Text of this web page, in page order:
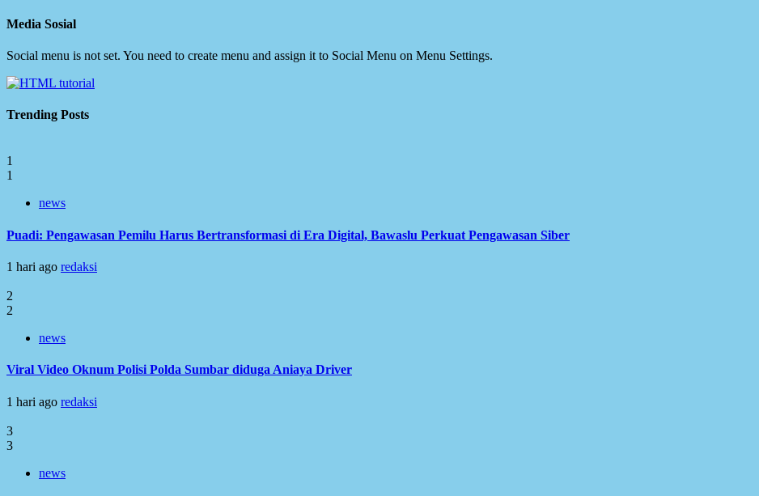
Media Sosial
Social menu is not set. You need to create menu and assign it to Social Menu on Menu Settings.
Trending Posts
1
1
news
Puadi: Pengawasan Pemilu Harus Bertransformasi di Era Digital, Bawaslu Perkuat Pengawasan Siber
1 hari ago redaksi
2
2
news
Viral Video Oknum Polisi Polda Sumbar diduga Aniaya Driver
1 hari ago redaksi
3
3
news